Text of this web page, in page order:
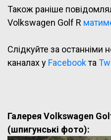
Також раніше
Volkswagen Golf R
Слідкуйте за останніми
каналах у Facebookта
Галерея Volkswagen
(шпигунські фото):